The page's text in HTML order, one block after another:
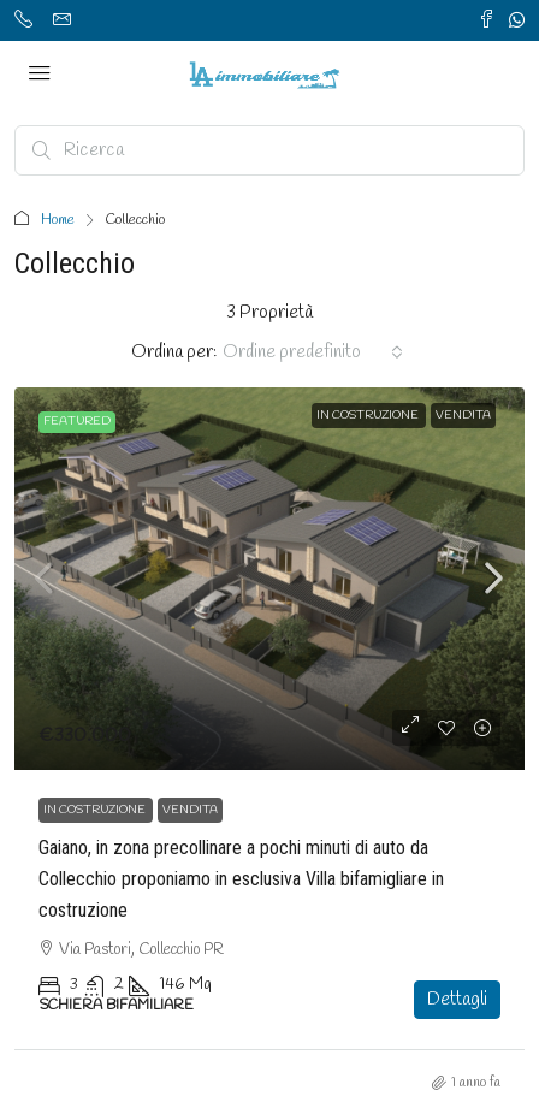
Home Collecchio
Collecchio
3 Proprietà
Ordina per: Ordine predefinito
FEATURED IN COSTRUZIONE VENDITA
€330.000
IN COSTRUZIONE VENDITA
Gaiano, in zona precollinare a pochi minuti di auto da
Collecchio proponiamo in esclusiva Villa bifamigliare in
costruzione
Via Pastori, Collecchio PR
3 2 146 Mq
SCHIERA BIFAMILIARE Dettagli
1 anno fa